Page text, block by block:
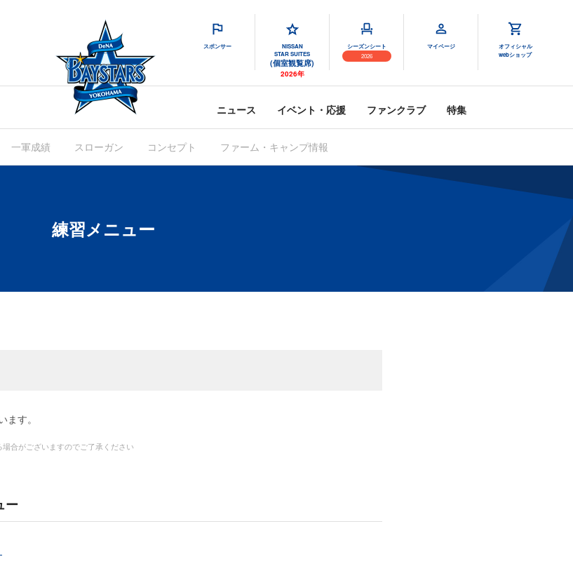
スポンサー
NISSAN
STAR SUITES
(個室観覧席)
2026年
シーズンシート
2026
マイページ
オフィシャル
webショップ
ニュース イベント・応援 ファンクラブ 特集
一軍成績 スローガン コンセプト ファーム・キャンプ情報
練習メニュー
す。
合がございますのでご了承ください
ー